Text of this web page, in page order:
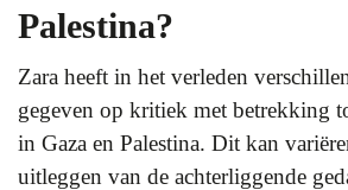
Palestina?
Zara heeft in het verleden
gegeven op kritiek met betrekking
in Gaza en Palestina. Dit kan
uitleggen van de achterliggende